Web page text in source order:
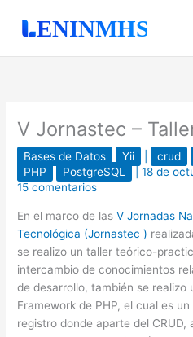
V Jornastec –
Bases de Datos Yii crud
PHP
PostgreSQL |18 de
15 comentarios
En el marco de lasV Jornadas
Tecnológica (Jornastec )
se realizo un taller teórico-
intercambio de conocimientos
de desarrollo, también se realizo
Framework de PHP, el cual es
registro donde aparte del CRUD,